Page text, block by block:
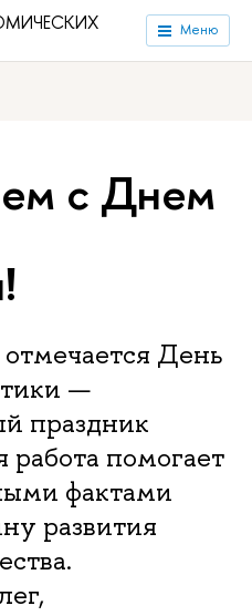
Меню
университет «Высшая
экономических наук
с Днем
День
—
праздник
работа помогает
фактами
развития